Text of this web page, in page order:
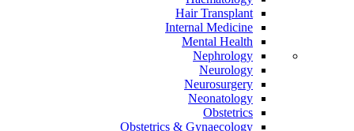
Hair Transplant
Internal Medicine
Mental Health
Nephrology
Neurology
Neurosurgery
Neonatology
Obstetrics
Obstetrics & Gynaecology